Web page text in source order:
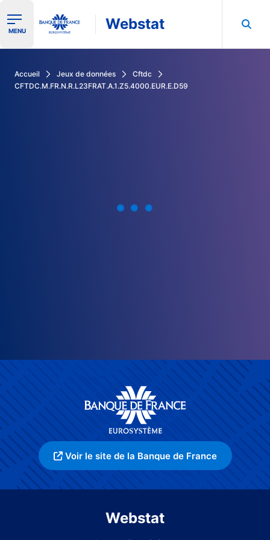
Ouvrir le menu de navigation
MENU Webstat
Accueil Jeux de données
Cftdc
CFTDC.M.FR.N.R.L23FRAT.A.1.Z5.4000.EUR.E.D59
Voir le site de la Banque de France
Webstat